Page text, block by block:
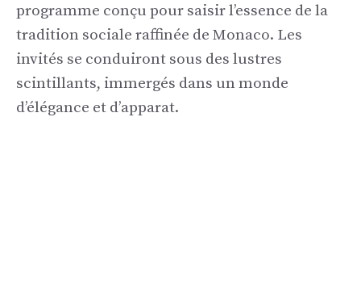
programme conçu pour saisir l’essence de la
tradition sociale raffinée de Monaco. Les
invités se conduiront sous des lustres
scintillants, immergés dans un monde
d’élégance et d’apparat.